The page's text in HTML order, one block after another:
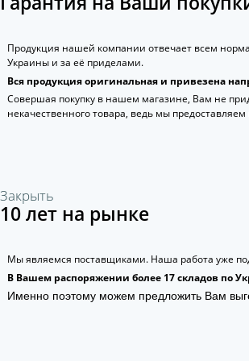
Продукция нашей компании отвечает всем
Украины и за её приделами.
Вся продукция оригинальная и привезена
Совершая покупку в нашем магазине, Вам не
некачественного товара, ведь мы
Закрыть
10 лет на рынке
Мы являемся поставщиками. Наша работа уже
В Вашем распоряжении более 17 складов по
Именно поэтому можем предложить Вам